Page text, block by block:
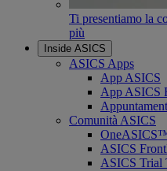
Ti presentiamo la
più
Inside ASICS
ASICS Apps
App ASICS
App ASICS
Comunità ASICS
ASICS
ASICS Trial